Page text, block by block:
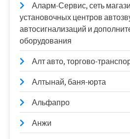
Аларм-Сервис, сеть
установочных центров
автосигнализаций и
оборудования
Алт авто, торгово-
Алтынай, баня-юрта
Альфапро
Анжи